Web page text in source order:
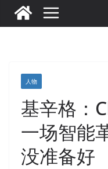
人物
基辛格：
一场智能
没准备好